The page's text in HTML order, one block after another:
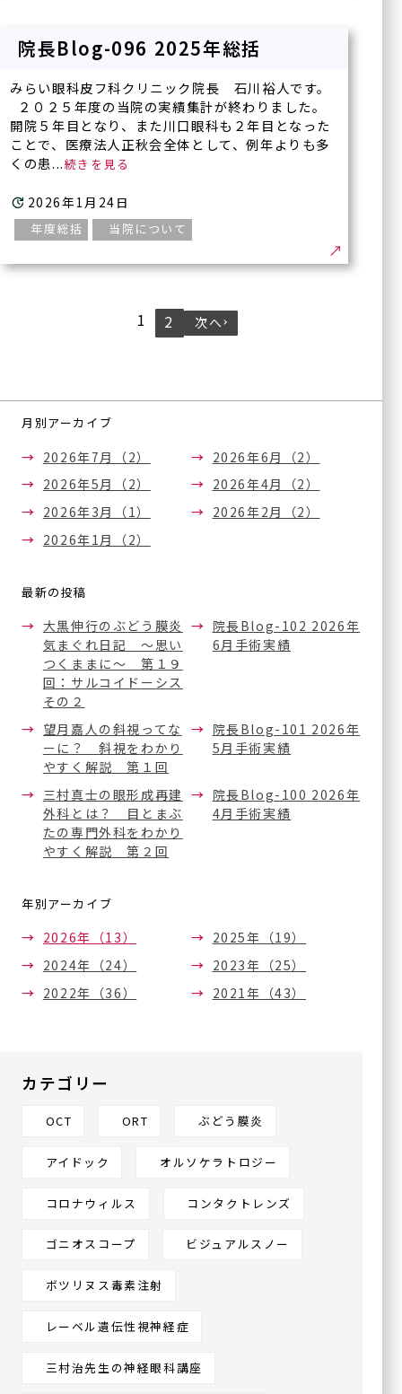
月別アーカイブ
2026年7月（2）
2026年6月（2）
2026年5月（2）
2026年4月（2）
2026年3月（1）
2026年2月（2）
2026年1月（2）
最新の投稿
大黒伸行のぶどう膜炎
気まぐれ日記 ～思い
つくままに～ 第１９
回：サルコイドーシス
その２
院長Blog-102 2026年
6月手術実績
望月嘉人の斜視ってな
ーに？ 斜視をわかり
やすく解説 第１回
院長Blog-101 2026年
5月手術実績
三村真士の眼形成再建
外科とは？ 目とまぶ
たの専門外科をわかり
やすく解説 第２回
院長Blog-100 2026年
4月手術実績
年別アーカイブ
2026年（13）
2025年（19）
2024年（24）
2023年（25）
2022年（36）
2021年（43）
カテゴリー
OCT ORT ぶどう膜炎
アイドック オルソケラトロジー
コロナウィルス コンタクトレンズ
ゴニオスコープ ビジュアルスノー
ボツリヌス毒素注射
レーベル遺伝性視神経症
三村治先生の神経眼科講座
院長Blog-096 2025年総括
みらい眼科皮フ科クリニック院長 石川裕人です。
２０２５年度の当院の実績集計が終わりました。
開院５年目となり、また川口眼科も２年目となった
ことで、医療法人正秋会全体として、例年よりも多
くの患...
2026年1月24日
年度総括 当院について
ー
1 2 次へ